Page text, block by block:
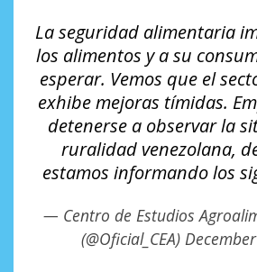
La seguridad alimentaria
los alimentos y a su
esperar. Vemos que el
exhibe mejoras tímidas.
detenerse a observar la
ruralidad venezolana,
estamos informando los
— Centro de Estudios
(@Oficial_CEA)